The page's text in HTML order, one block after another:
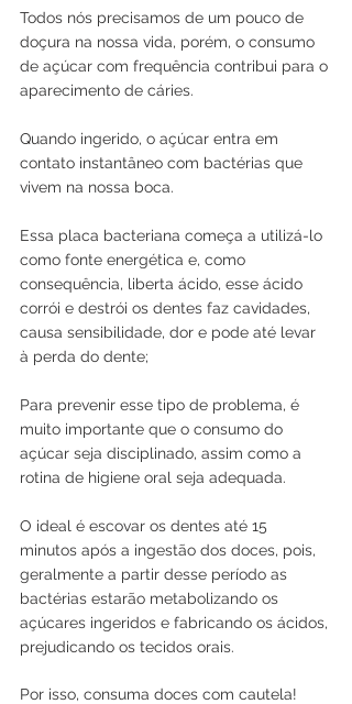
Todos nós precisamos de um pouco de
doçura na nossa vida, porém, o consumo
de açúcar com frequência contribui para o
aparecimento de cáries.
Quando ingerido, o açúcar entra em
contato instantâneo com bactérias que
vivem na nossa boca.
Essa placa bacteriana começa a utilizá-lo
como fonte energética e, como
consequência, liberta ácido, esse ácido
corrói e destrói os dentes faz cavidades,
causa sensibilidade, dor e pode até levar
à perda do dente;
Para prevenir esse tipo de problema, é
muito importante que o consumo do
açúcar seja disciplinado, assim como a
rotina de higiene oral seja adequada.
O ideal é escovar os dentes até 15
minutos após a ingestão dos doces, pois,
geralmente a partir desse período as
bactérias estarão metabolizando os
açúcares ingeridos e fabricando os ácidos,
prejudicando os tecidos orais.
Por isso, consuma doces com cautela!